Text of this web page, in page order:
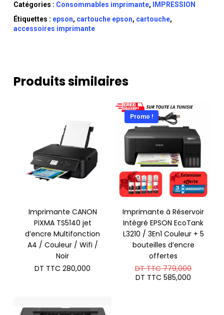
Catégories : Consommables imprimante,
IMPRESSION
Étiquettes : epson, cartouche epson, cartouche,
accessoires imprimante
Produits similaires
Imprimante CANON
PIXMA TS5140 jet
d’encre Multifonction
A4 / Couleur / Wifi /
Noir
DT TTC 280,000
Promo !
Imprimante à Réservoir
Intégré EPSON EcoTank
L3210 / 3En1 Couleur + 5
bouteilles d’encre
offertes
DT TTC779,000Le
DT TTC 585,000